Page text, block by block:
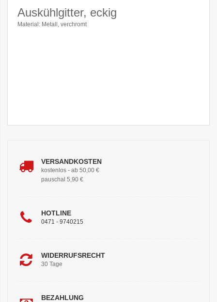
Auskühlgitter, eckig
Material: Metall, verchromt
VERSANDKOSTEN
kostenlos - ab 50,00 €
pauschal 5,90 €
HOTLINE
0471 - 9740215
WIDERRUFSRECHT
30 Tage
BEZAHLUNG